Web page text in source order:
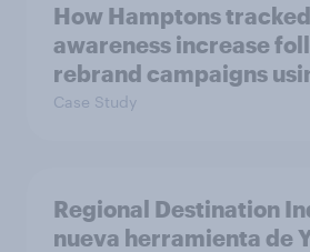
How Hamptons
awareness increase
rebrand campaigns
Case Study
Regional Destination
nueva herramienta de